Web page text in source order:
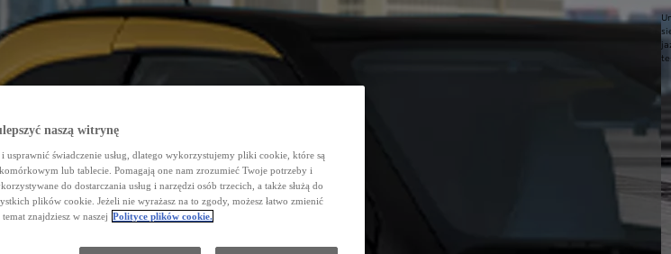
naszą witrynę
usprawnić świadczenie usług, dlatego wykorzystujemy pliki cookie, które są
lub tablecie. Pomagają one nam zrozumieć Twoje potrzeby i
do dostarczania usług i narzędzi osób trzecich, a także służą do
plików cookie. Jeżeli nie wyrażasz na to zgody, możesz łatwo zmienić
znajdziesz w naszej Polityce plików cookie.